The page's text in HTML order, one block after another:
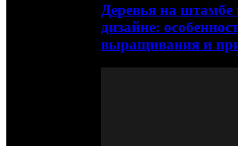
Деревья на
дизайне:
выращивания и